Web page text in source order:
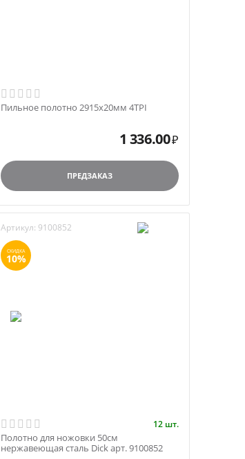
Пильное полотно 2915x20мм 4TPI
1 336.00₽
ПРЕДЗАКАЗ
Артикул: 9100852
СКИДКА
10%
12 шт.
Полотно для ножовки 50см
нержавеющая сталь Dick арт. 9100852